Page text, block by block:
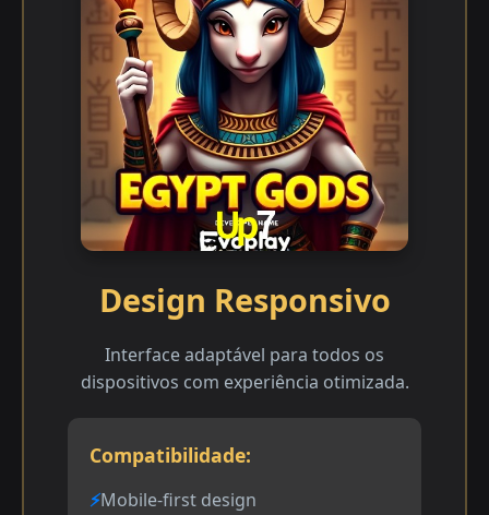
Design Responsivo
Interface adaptável para todos os
dispositivos com experiência otimizada.
Compatibilidade:
Mobile-first design